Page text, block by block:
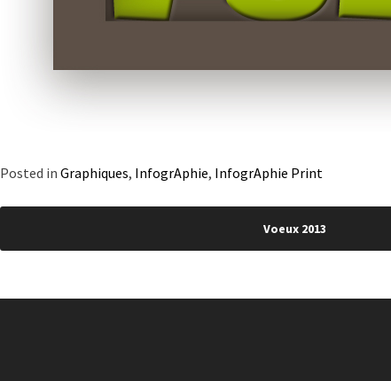
Posted in Graphiques, InfogrAphie, InfogrAphie Print
de
l’article
Voeux 2013